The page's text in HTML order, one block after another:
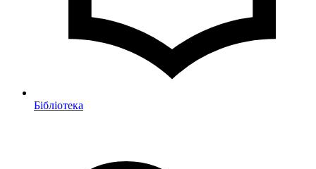
Бібліотека